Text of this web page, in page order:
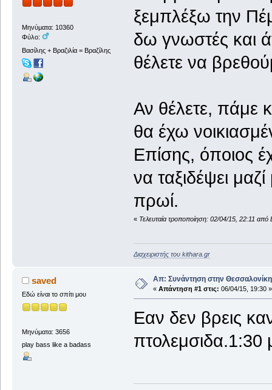
Μηνύματα: 10360
Φύλο:
Βασίλης + Βραζιλία = Βραζίλης
ξεμπλέξω την
δω γνωστές και
θέλετε να
Αν θέλετε, πάμε
θα έχω
Επίσης, όποιος
να ταξιδέψει
πρωί.
« Τελευταία τροποποίηση: 02/04/15, 22:11 από
Διαχειριστής του kithara.gr
saved
Εδώ είναι το σπίτι μου
Μηνύματα: 3656
play bass like a badass
Απ: Συνάντηση στην
« Απάντηση #1 στις: 06/04/15, 19:30 »
Εαν δεν βρεις
πτολεμσιδα.1:30